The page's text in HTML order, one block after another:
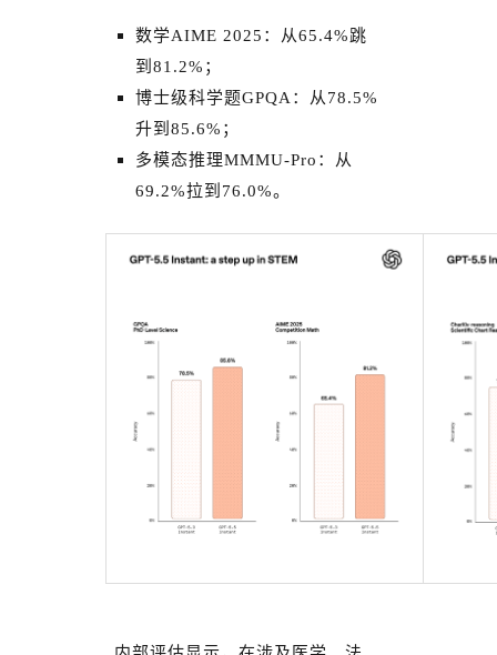
数学AIME 2025：从65.4%跳
到81.2%；
博士级科学题GPQA：从78.5%
升到85.6%；
多模态推理MMMU-Pro：从
69.2%拉到76.0%。